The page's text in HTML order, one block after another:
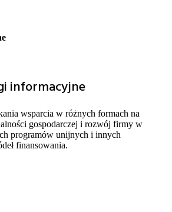
informacyjne
wsparcia w różnych formach na
gospodarczej i rozwój firmy w
programów unijnych i innych
finansowania.